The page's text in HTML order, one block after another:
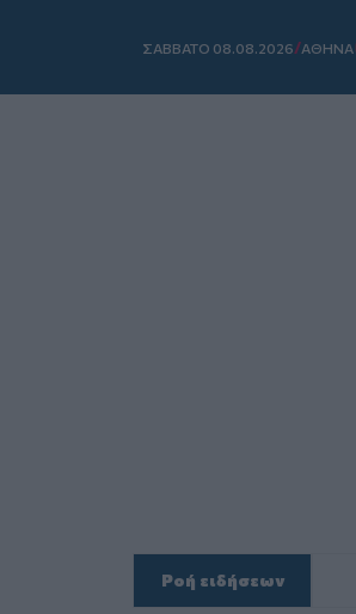
ΣAΒΒΑΤΟ 08.08.2026/ΑΘΗΝΑ
Ροή ειδήσεων